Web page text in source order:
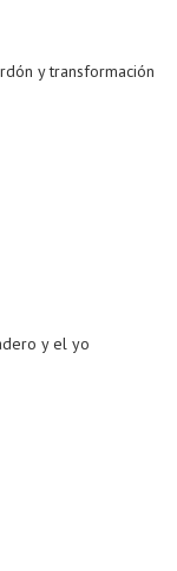
y transformación
y el yo